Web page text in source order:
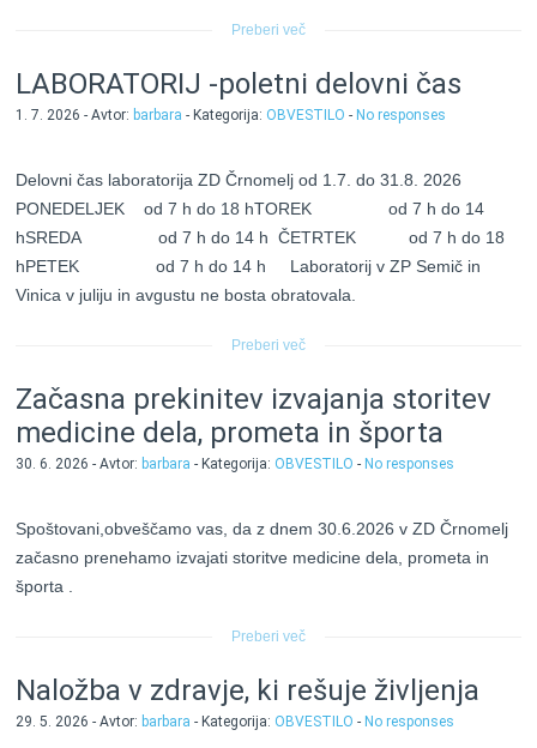
Preberi več
LABORATORIJ -poletni delovni čas
1. 7. 2026 - Avtor: barbara - Kategorija: OBVESTILO - No responses
Delovni čas laboratorija ZD Črnomelj od 1.7. do 31.8. 2026
PONEDELJEK od 7 h do 18 hTOREK od 7 h do 14
hSREDA od 7 h do 14 h ČETRTEK od 7 h do 18
hPETEK od 7 h do 14 h Laboratorij v ZP Semič in
Vinica v juliju in avgustu ne bosta obratovala.
Preberi več
Začasna prekinitev izvajanja storitev
medicine dela, prometa in športa
30. 6. 2026 - Avtor: barbara - Kategorija: OBVESTILO - No responses
Spoštovani,obveščamo vas, da z dnem 30.6.2026 v ZD Črnomelj
začasno prenehamo izvajati storitve medicine dela, prometa in
športa .
Preberi več
Naložba v zdravje, ki rešuje življenja
29. 5. 2026 - Avtor: barbara - Kategorija: OBVESTILO - No responses